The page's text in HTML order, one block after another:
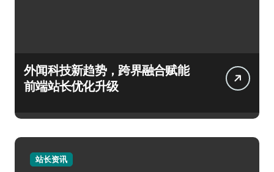
外闻科技新趋势，跨界融合赋能
前端站长优化升级
站长资讯